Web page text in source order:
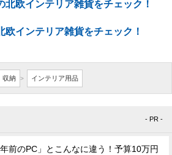
欧インテリア雑貨をチェック！
欧インテリア雑貨をチェック！
収納 > インテリア用品
- PR -
年前のPC」とこんなに違う！予算10万円